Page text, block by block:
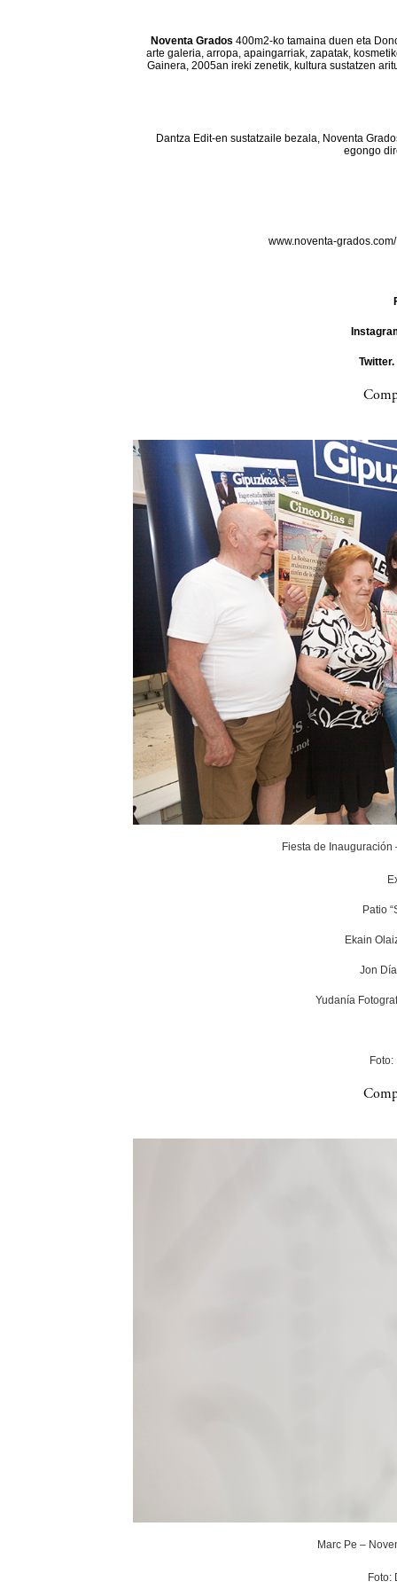
Noventa Grados 400m2-ko tamaina duen eta
arte galeria, arropa, apaingarriak, zapatak,
Gainera, 2005an ireki zenetik, kultura sustatzen
Dantza Edit-en sustatzaile bezala, Noventa
egongo
www.noventa-
Twitter.
Fiesta de
Patio
Ekain
Jon
Yudanía
Foto:
Marc Pe –
Foto: